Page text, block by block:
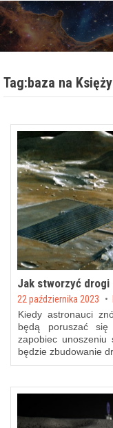
Przejdź do
Tag:baza na
Jak stworzyć drogi
Posted on
22 października 2023 by
Kiedy astronauci
będą poruszać
zapobiec unoszeniu
będzie zbudowanie